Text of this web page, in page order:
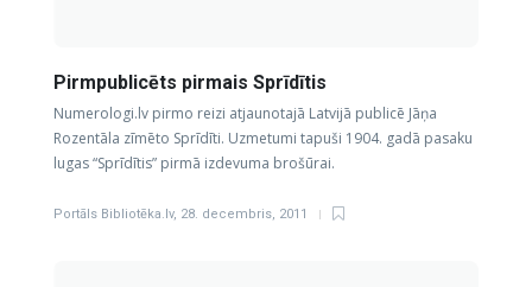
Pirmpublicēts pirmais Sprīdītis
Numerologi.lv pirmo reizi atjaunotajā Latvijā publicē Jāņa
Rozentāla zīmēto Sprīdīti. Uzmetumi tapuši 1904. gadā pasaku
lugas “Sprīdītis” pirmā izdevuma brošūrai.
Portāls Bibliotēka.lv, 28. decembris, 2011